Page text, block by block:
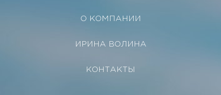
О КОМПАНИИ
ИРИНА ВОЛИНА
КОНТАКТЫ